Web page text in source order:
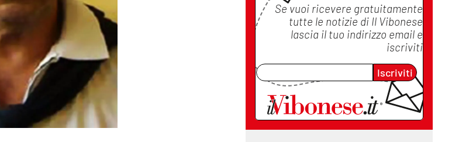
Se vuoi ricevere gratuitamente
tutte le notizie di Il Vibonese
lascia il tuo indirizzo email e
iscriviti
Iscriviti